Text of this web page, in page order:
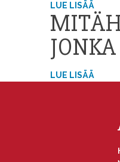
LUE LISÄÄ
LUE LISÄÄ